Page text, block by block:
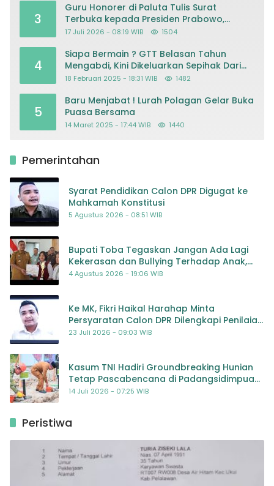
3
Guru Honorer di Paluta Tulis Surat
Terbuka kepada Presiden Prabowo,
Mohon Keadilan atas Dugaan
17 Juli 2026 - 08:19 WIB 1504
4
Siapa Bermain ? GTT Belasan Tahun
Mengabdi, Kini Dikeluarkan Sepihak Dari
Dapodik
18 Februari 2025 - 18:31 WIB 1482
5
Baru Menjabat ! Lurah Polagan Gelar Buka
Puasa Bersama
14 Maret 2025 - 17:44 WIB 1440
Pemerintahan
Syarat Pendidikan Calon DPR Digugat ke
Mahkamah Konstitusi
5 Agustus 2026 - 08:51 WIB
Bupati Toba Tegaskan Jangan Ada Lagi
Kekerasan dan Bullying Terhadap Anak,
Dorong Kolaborasi Seluruh Pihak
4 Agustus 2026 - 19:06 WIB
Ke MK, Fikri Haikal Harahap Minta
Persyaratan Calon DPR Dilengkapi Penilaian
Kompetensi
23 Juli 2026 - 09:03 WIB
Kasum TNI Hadiri Groundbreaking Hunian
Tetap Pascabencana di Padangsidimpuan,
Harapan Baru bagi Penyintas
14 Juli 2026 - 07:25 WIB
Peristiwa